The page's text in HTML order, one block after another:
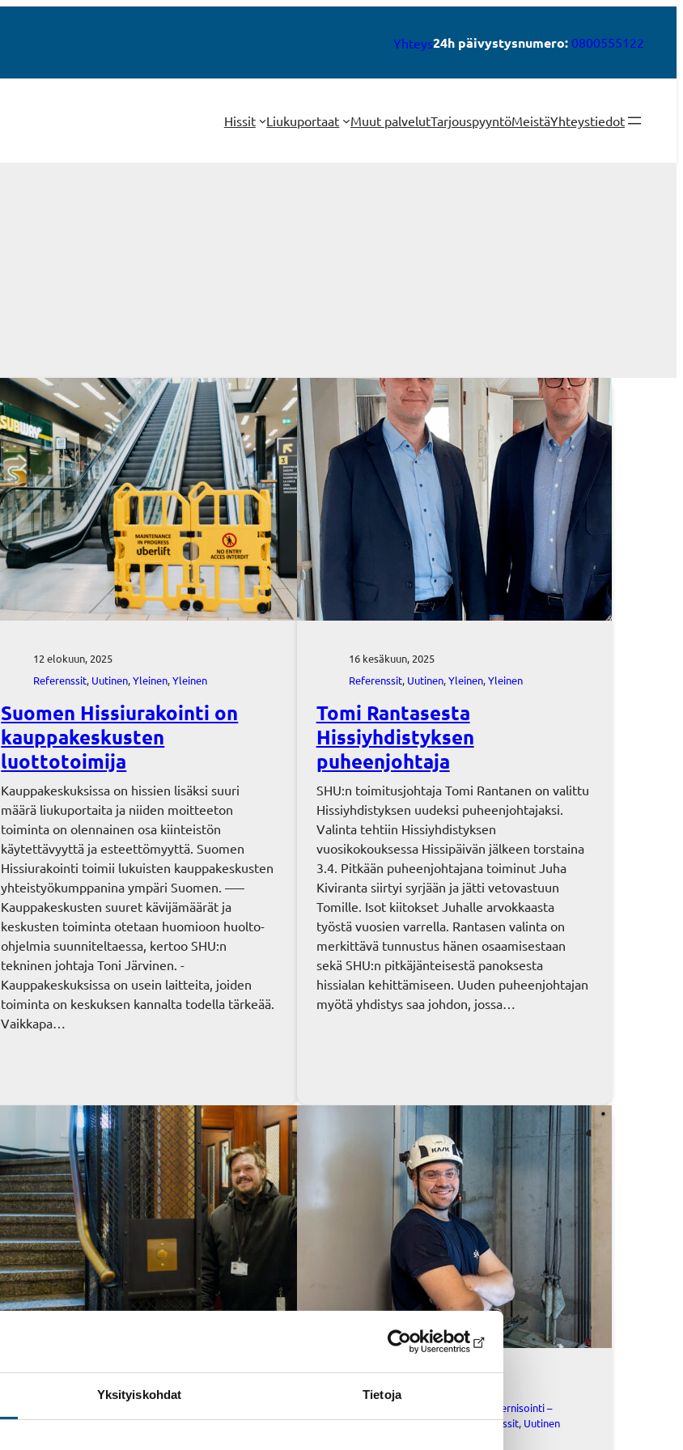
Yksityiskohdat Tietoja
Yhteys24h päivystysnumero: 0800555122
Hissit Liukuportaat Muut palvelutTarjouspyyntöMeistäYhteystiedot
12 elokuun, 2025
Referenssit, Uutinen, Yleinen, Yleinen
Suomen Hissiurakointi on
kauppakeskusten
luottotoimija
Kauppakeskuksissa on hissien lisäksi suuri
määrä liukuportaita ja niiden moitteeton
toiminta on olennainen osa kiinteistön
käytettävyyttä ja esteettömyyttä. Suomen
Hissiurakointi toimii lukuisten kauppakeskusten
yhteistyökumppanina ympäri Suomen. —–
Kauppakeskusten suuret kävijämäärät ja
keskusten toiminta otetaan huomioon huolto-
ohjelmia suunniteltaessa, kertoo SHU:n
tekninen johtaja Toni Järvinen. -
Kauppakeskuksissa on usein laitteita, joiden
toiminta on keskuksen kannalta todella tärkeää.
Vaikkapa…
16 kesäkuun, 2025
Referenssit, Uutinen, Yleinen, Yleinen
Tomi Rantasesta
Hissiyhdistyksen
puheenjohtaja
SHU:n toimitusjohtaja Tomi Rantanen on valittu
Hissiyhdistyksen uudeksi puheenjohtajaksi.
Valinta tehtiin Hissiyhdistyksen
vuosikokouksessa Hissipäivän jälkeen torstaina
3.4. Pitkään puheenjohtajana toiminut Juha
Kiviranta siirtyi syrjään ja jätti vetovastuun
Tomille. Isot kiitokset Juhalle arvokkaasta
työstä vuosien varrella. Rantasen valinta on
merkittävä tunnustus hänen osaamisestaan
sekä SHU:n pitkäjänteisestä panoksesta
hissialan kehittämiseen. Uuden puheenjohtajan
myötä yhdistys saa johdon, jossa…
Hissin modernisointi –
Referenssit, Referenssit, Referenssit, Uutinen